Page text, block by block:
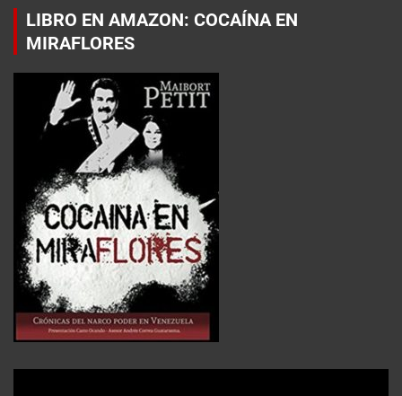
LIBRO EN AMAZON: COCAÍNA EN
MIRAFLORES